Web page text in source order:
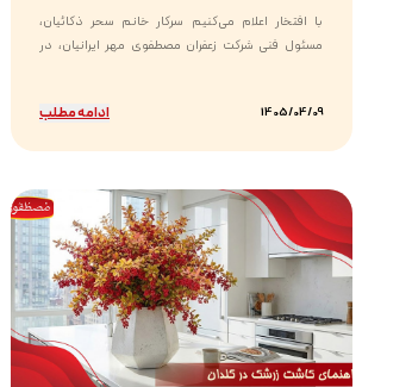
با افتخار اعلام می‌کنیم سرکار خانم سحر ذکائیان،
مسئول فنی شرکت زعفران مصطفوی مهر ایرانیان، در
1405/04/09 ادامه مطلب